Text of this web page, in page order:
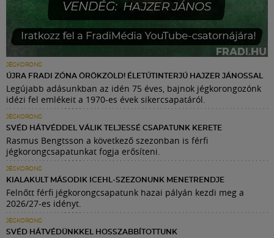
JÉGKORONG
ÚJRA FRADI ZÓNA ÖRÖKZÖLD! ÉLETÚTINTERJÚ HAJZER JÁNOSSAL
Legújabb adásunkban az idén 75 éves, bajnok jégkorongozónk
idézi fel emlékeit a 1970-es évek sikercsapatáról.
JÉGKORONG
SVÉD HÁTVÉDDEL VÁLIK TELJESSÉ CSAPATUNK KERETE
Rasmus Bengtsson a következő szezonban is férfi
jégkorongcsapatunkat fogja erősíteni.
JÉGKORONG
KIALAKULT MÁSODIK ICEHL-SZEZONUNK MENETRENDJE
Felnőtt férfi jégkorongcsapatunk hazai pályán kezdi meg a
2026/27-es idényt.
JÉGKORONG
SVÉD HÁTVÉDÜNKKEL HOSSZABBÍTOTTUNK